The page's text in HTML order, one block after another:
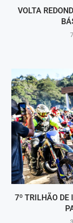
VOLTA
7º TRILHÃO DE